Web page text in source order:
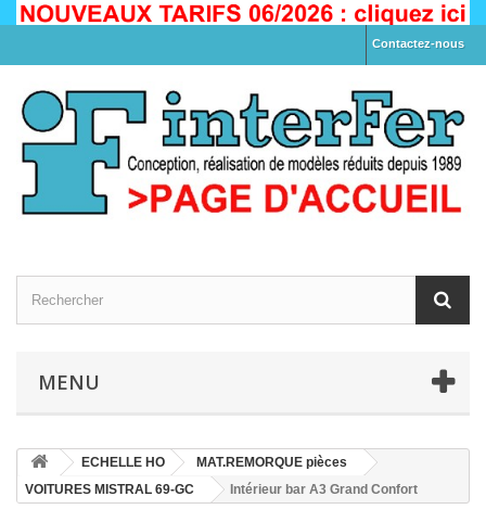
Contactez-nous
MENU
ECHELLE HO
MAT.REMORQUE pièces
VOITURES MISTRAL 69-GC
Intérieur bar A3 Grand Confort